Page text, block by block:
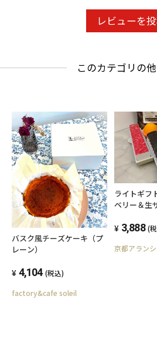
レビューを
このカテゴリの
バスク風チーズケーキ（プ
レーン）
4,104 (税込)
factory&cafe soleil
ライトギ
ベリー＆生
3,888 (
京都アラン